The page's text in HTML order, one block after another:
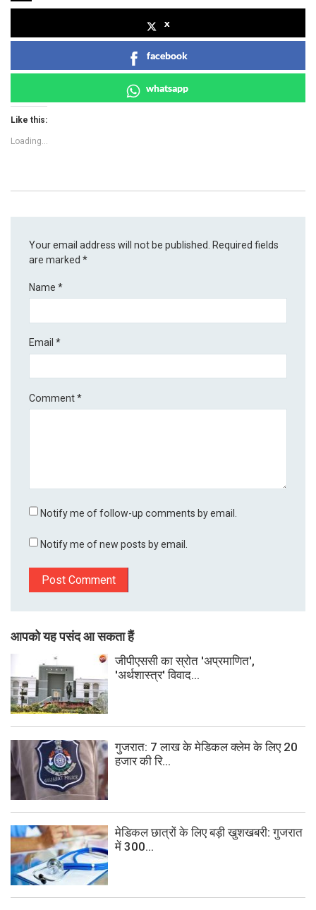
x
facebook
whatsapp
Like this:
Loading...
Your email address will not be published. Required fields
are marked*
Name*
Email*
Comment*
Notify me of follow-up comments by email.
Notify me of new posts by email.
आपको यह पसंद आ सकता हैं
जीपीएससी का स्रोत 'अप्रमाणित',
'अर्थशास्त्र' विवाद...
गुजरात: 7 लाख के मेडिकल क्लेम के लिए 20
हजार की रि...
मेडिकल छात्रों के लिए बड़ी खुशखबरी: गुजरात
में 300...